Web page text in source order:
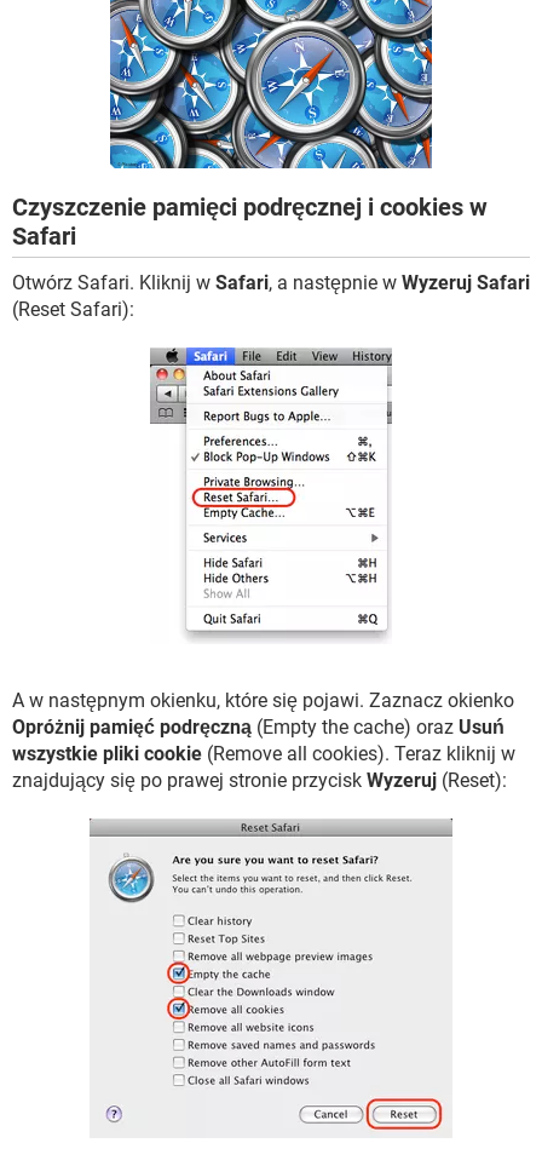
Czyszczenie pamięci podręcznej i cookies w
Safari
Otwórz Safari. Kliknij w Safari, a następnie w Wyzeruj Safari
(Reset Safari):
A w następnym okienku, które się pojawi. Zaznacz okienko
Opróżnij pamięć podręczną (Empty the cache) oraz Usuń
wszystkie pliki cookie (Remove all cookies). Teraz kliknij w
znajdujący się po prawej stronie przycisk Wyzeruj (Reset):